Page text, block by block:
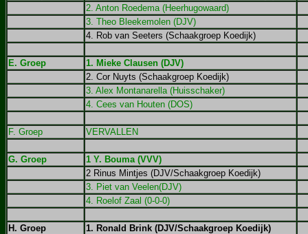
2. Anton Roedema (Heerhugowaard)
3. Theo Bleekemolen (DJV)
4. Rob van Seeters (Schaakgroep Koedijk)
E. Groep
1. Mieke Clausen (DJV)
2. Cor Nuyts (Schaakgroep Koedijk)
3. Alex Montanarella (Huisschaker)
4. Cees van Houten (DOS)
F. Groep VERVALLEN
G. Groep
1 Y. Bouma (VVV)
2 Rinus Mintjes (DJV/Schaakgroep Koedijk)
3. Piet van Veelen(DJV)
4. Roelof Zaal (0-0-0)
H. Groep
1. Ronald Brink (DJV/Schaakgroep Koedijk)